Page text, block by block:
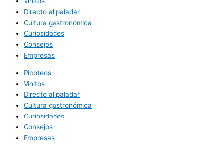
Directo al paladar
Cultura gastronómica
Curiosidades
Consejos
Empresas
Picoteos
Vinitos
Directo al paladar
Cultura gastronómica
Curiosidades
Consejos
Empresas